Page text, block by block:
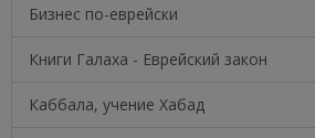
Бизнес по-еврейски
Книги Галаха - Еврейский закон
Каббала, учение Хабад